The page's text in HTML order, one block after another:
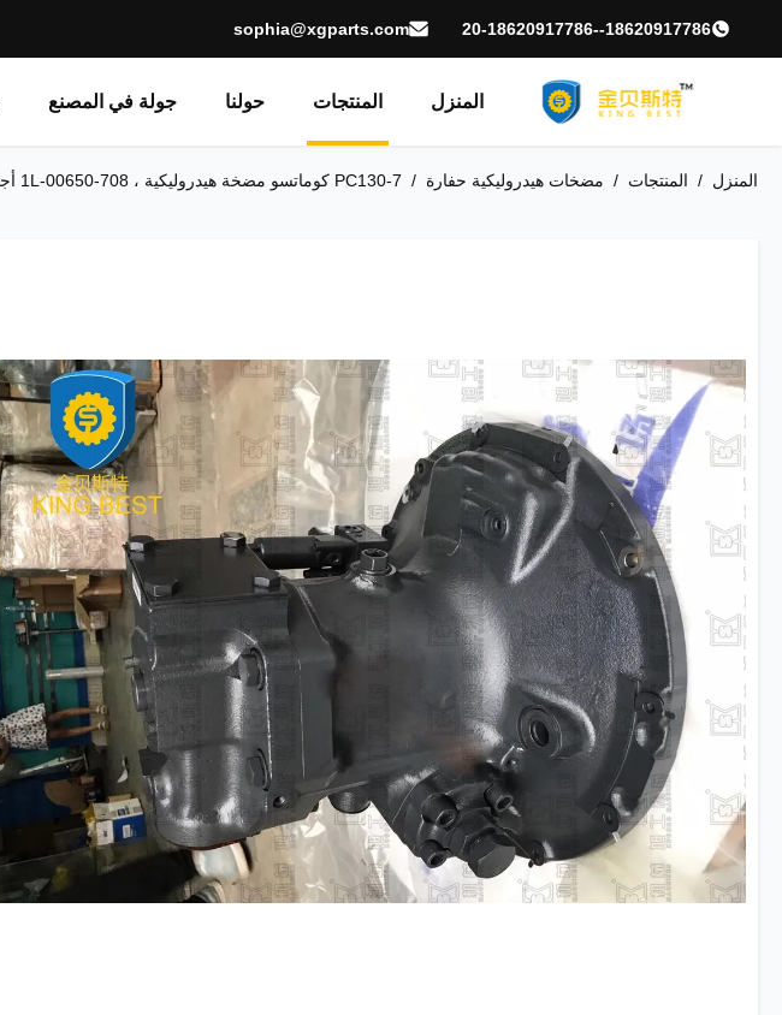
18620917786--20-18620917786
sophia@xgparts.com
المنزل المنتجات حولنا جولة في المصنع
المنزل / المنتجات / مضخات هيدروليكية حفارة / PC130-7 كوماتسو مضخة هيدروليكية ، 708-1L-00650 أجزاء حفارة مضخة هيدروليكية 100 ٪ جديد